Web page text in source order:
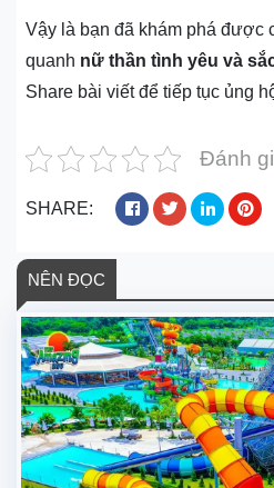
Vậy là bạn đã khám phá được
quanh nữ thần tình yêu và
Share bài viết để tiếp tục ủng
Đánh
SHARE:
NÊN ĐỌC